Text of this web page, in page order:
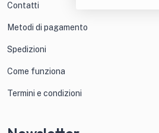
Contatti
Metodi di pagamento
Spedizioni
Come funziona
Termini e condizioni